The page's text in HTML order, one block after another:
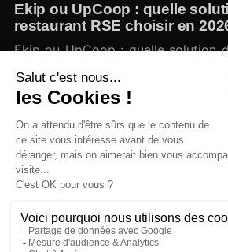
Ekip ou UpCoop : quelle
restaurant RSE choisir en
Ekip ou UpCoop : quelle solution
RSE choisir en 2026 ?
Julien Derville